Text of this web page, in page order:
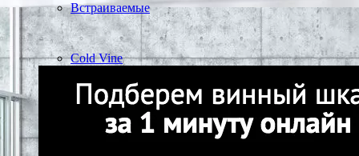
Встраиваемые
Cold Vine